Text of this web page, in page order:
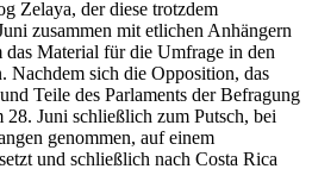
Zelaya, der diese trotzdem
zusammen mit etlichen Anhängern
Material für die Umfrage in den
Nachdem sich die Opposition, das
Teile des Parlaments der Befragung
28. Juni schließlich zum Putsch, bei
genommen, auf einem
und schließlich nach Costa Rica